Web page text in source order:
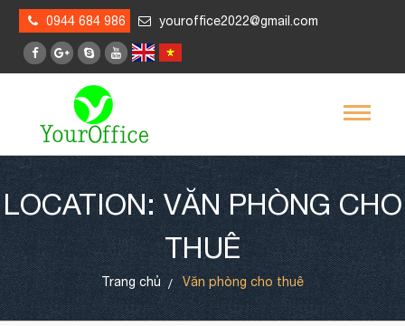
0944 684 986 youroffice2022@gmail.com
LOCATION: VĂN PHÒNG CHO
THUÊ
Trang chủ Văn phòng cho thuê